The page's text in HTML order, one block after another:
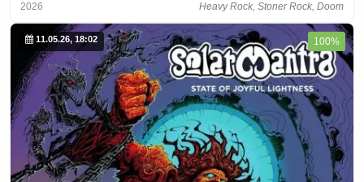
2026 Heavy Rock, Stoner Rock, Doom
11.05.26, 18:02 100%